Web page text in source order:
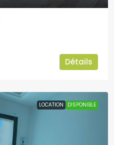
Détails
LOCATION DISPONIBLE